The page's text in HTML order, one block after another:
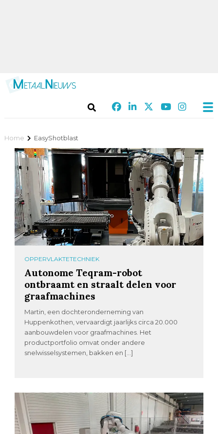
Home EasyShotblast
OPPERVLAKTETECHNIEK
Autonome Teqram-robot
ontbraamt en straalt delen voor
graafmachines
Martin, een dochteronderneming van
Huppenkothen, vervaardigt jaarlijks circa 20.000
aanbouwdelen voor graafmachines. Het
productportfolio omvat onder andere
snelwisselsystemen, bakken en […]